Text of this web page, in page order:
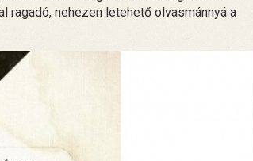
nehezen letehető olvasmánnyá a